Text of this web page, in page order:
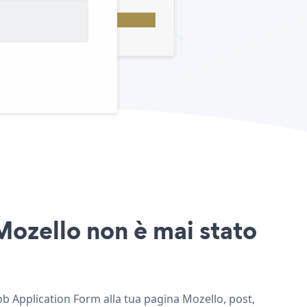
non è mai stato
Application Form alla tua pagina Mozello, post,